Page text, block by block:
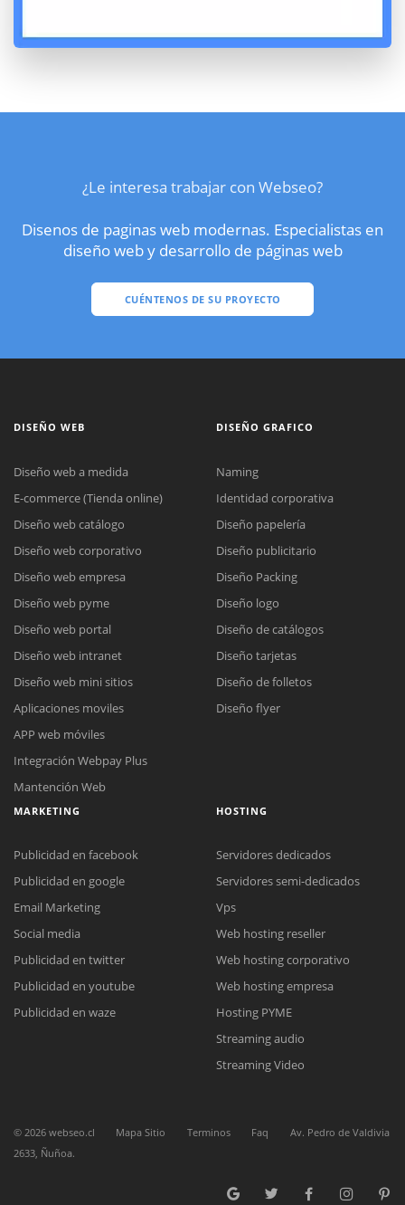
¿Le interesa trabajar con Webseo?
Disenos de paginas web modernas. Especialistas en
diseño web y desarrollo de páginas web
CUÉNTENOS DE SU PROYECTO
Reunión online
Nuestros ejecutivos le enviarán un correo electrónico con el enlace a
Meet para la reunión online.
Cotización
Chat Online
Todos nuestros ejecutivos están fuera de línea. Complete el formulario
DISEÑO WEB
Diseño web a medida
E-commerce (Tienda online)
Diseño web catálogo
Diseño web corporativo
Diseño web empresa
Diseño web pyme
Diseño web portal
Diseño web intranet
Diseño web mini sitios
Aplicaciones moviles
APP web móviles
Integración Webpay Plus
Mantención Web
DISEÑO GRAFICO
Naming
Identidad corporativa
Diseño papelería
Diseño publicitario
Diseño Packing
Diseño logo
Diseño de catálogos
Diseño tarjetas
Diseño de folletos
Diseño flyer
MARKETING
Publicidad en facebook
Publicidad en google
Email Marketing
Social media
Publicidad en twitter
Publicidad en youtube
Publicidad en waze
HOSTING
Servidores dedicados
Servidores semi-dedicados
Vps
Web hosting reseller
Web hosting corporativo
Web hosting empresa
Hosting PYME
Streaming audio
Streaming Video
© 2026 webseo.cl Mapa Sitio Terminos Faq
Av. Pedro de Valdivia
2633, Ñuñoa.